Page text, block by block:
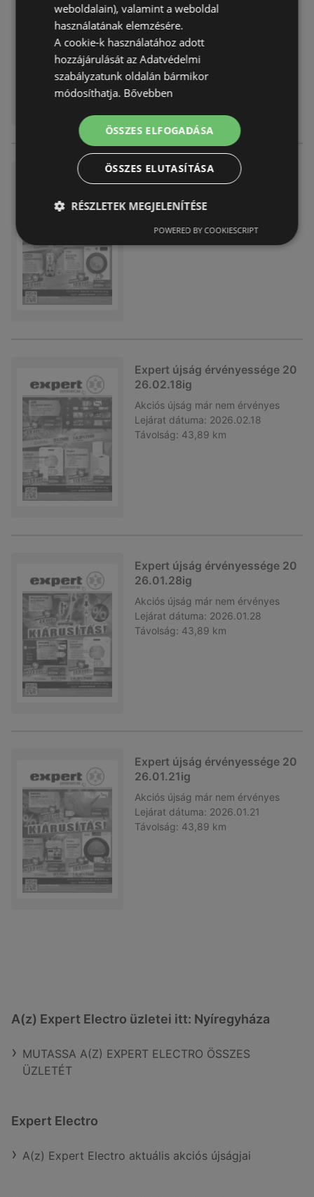
Akciós újság már nem érvényes
Lejárat dátuma:
Távolság: 43,89 km
Expert újság érvényessége 20
26.02.25ig
Akciós újság már nem érvényes
Expert újság érvényessége 20
26.02.18ig
Akciós újság már nem érvényes
Lejárat dátuma: 2026.02.18
Távolság: 43,89 km
Expert újság érvényessége 20
26.01.28ig
Akciós újság már nem érvényes
Lejárat dátuma: 2026.01.28
Távolság: 43,89 km
Expert újság érvényessége 20
26.01.21ig
Akciós újság már nem érvényes
Lejárat dátuma: 2026.01.21
Távolság: 43,89 km
A(z) Expert Electro üzletei itt: Nyíregyháza
MUTASSA A(Z) EXPERT ELECTRO ÖSSZES
ÜZLETÉT
Expert Electro
A(z) Expert Electro aktuális akciós újságjai
weboldalain), valamint a weboldal
használatának elemzésére.
A cookie-k használatához adott
hozzájárulását az Adatvédelmi
szabályzatunk oldalán bármikor
módosíthatja. Bővebben
ÖSSZES ELFOGADÁSA
ÖSSZES ELUTASÍTÁSA
RÉSZLETEK MEGJELENÍTÉSE
POWERED BY COOKIESCRIPT